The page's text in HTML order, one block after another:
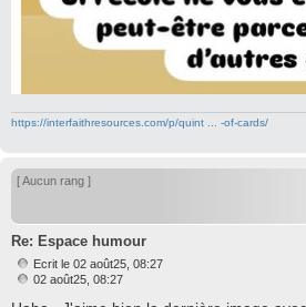
https://interfaithresources.com/p/quint ... -of-cards/
[ Aucun rang ]
Re: Espace humour
Ecrit le 02 août25, 08:27
M
02 août25, 08:27